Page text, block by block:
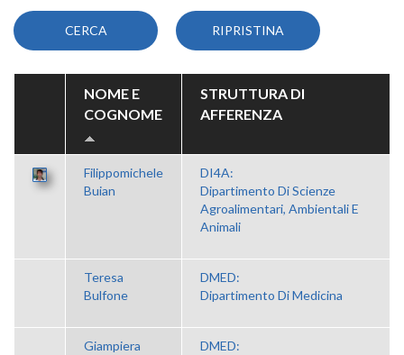
NOME E
COGNOME
STRUTTURA DI
AFFERENZA
Filippomichele
Buian
DI4A:
Dipartimento Di Scienze
Agroalimentari, Ambientali E
Animali
Teresa
Bulfone
DMED:
Dipartimento Di Medicina
Giampiera
DMED: